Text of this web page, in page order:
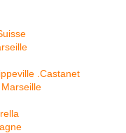
.Castanet